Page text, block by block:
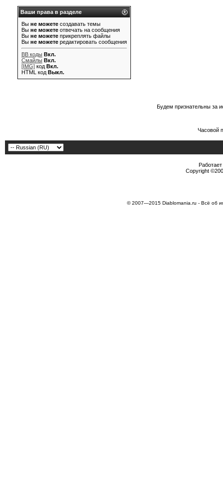
Ваши права в разделе
Вы не можете создавать темы
Вы не можете отвечать на сообщения
Вы не можете прикреплять файлы
Вы не можете редактировать сообщения
BB коды Вкл.
Смайлы Вкл.
[IMG] код Вкл.
HTML код Выкл.
Будем признательны за
Часовой
Copyright
© 2007—2015 Diablomania.ru - Всё об